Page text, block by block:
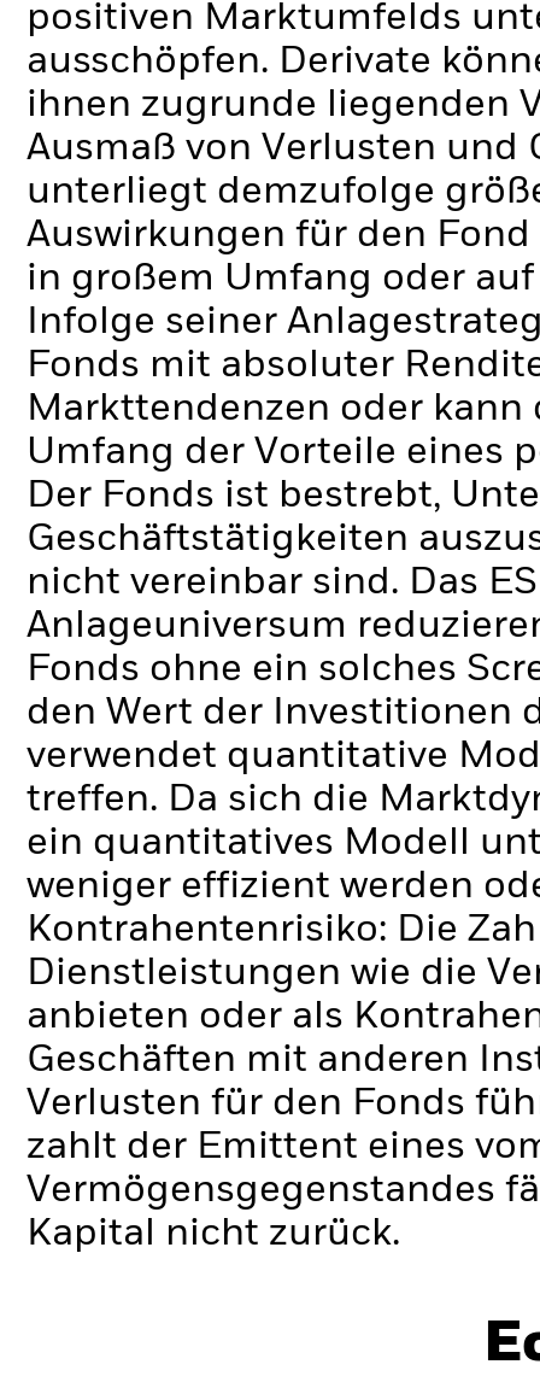
positiven Marktumfelds
ausschöpfen. Derivate
ihnen zugrunde liegenden
Ausmaß von Verlusten und
unterliegt demzufolge
Auswirkungen für den
in großem Umfang oder
Infolge seiner
Fonds mit absoluter
Markttendenzen oder
Umfang der Vorteile eines
Der Fonds ist bestrebt,
Geschäftstätigkeiten
nicht vereinbar sind. Das
Anlageuniversum
Fonds ohne ein solches
den Wert der Investitionen
verwendet quantitative
treffen. Da sich die
ein quantitatives Modell
weniger effizient werden
Kontrahentenrisiko: Die
Dienstleistungen wie die
anbieten oder als
Geschäften mit anderen
Verlusten für den Fonds
zahlt der Emittent eines
Vermögensgegenstandes
Kapital nicht zurück.